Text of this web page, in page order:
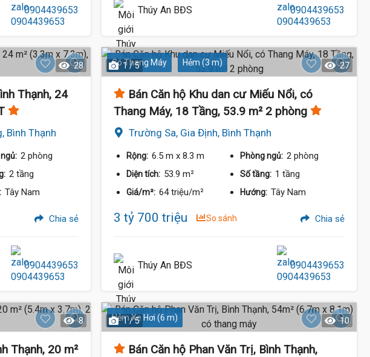
0904439653 Thúy An BĐS 0904439653
28
Thạnh, 24
Bình Thạnh
2 phòng
2 tầng
Tây Nam
Chia sẻ
0904439653
Có Thang Máy Hẻm (3 m)
1 / 5 27
Bán Căn hộ Khu dan cư Miếu Nổi, có
Thang Máy, 18 Tầng, 53.9 m² 2 phòng
Trường Sa, Gia Định, Bình Thạnh
Rộng: 6.5 m x 8.3 m Phòng ngủ: 2 phòng
Diện tích: 53.9 m² Số tầng: 1 tầng
Giá/m²: 64 triệu/m² Hướng: Tây Nam
3 tỷ 700 triệu So sánh Chia sẻ
Thúy An BĐS 0904439653
8
Thạnh, 20 m²
Hẻm Xe Hơi (6 m)
1 / 5 10
Bán Căn hộ Phan Văn Trị, Bình Thạnh,